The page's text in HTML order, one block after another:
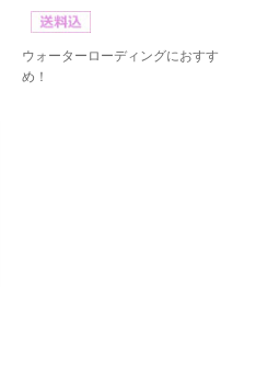
ウォーターローディングにおすす
め！